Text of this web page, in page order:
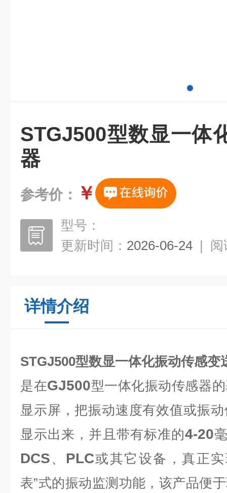
STGJ500型数显一体
器
参考价： ￥
型号：
更新时间： 2026-06-24 | 阅
详情介绍
STGJ500型数显一体化振动传感变
是在GJ500型一体化振动传感器
显示屏，把振动速度有效值或振
显示出来，并且带有标准的4-20
DCS 、 PLC或其它设备，真正
表”式的振动监测功能，该产品便